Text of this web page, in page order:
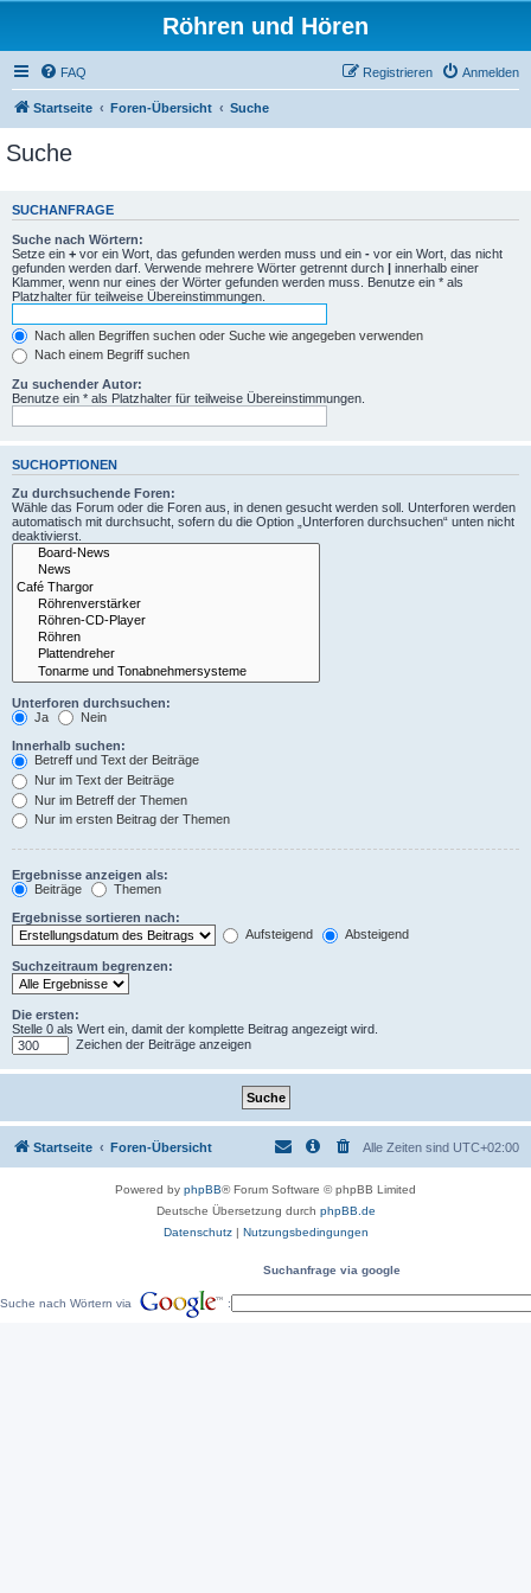
Röhren und Hören
FAQ Anmelden
Registrieren
Startseite Foren-Übersicht Suche
Suche
SUCHANFRAGE
Suche nach Wörtern:
Setze ein + vor ein Wort, das gefunden werden muss und ein - vor ein Wort, das nicht
gefunden werden darf. Verwende mehrere Wörter getrennt durch | innerhalb einer
Klammer, wenn nur eines der Wörter gefunden werden muss. Benutze ein * als
Platzhalter für teilweise Übereinstimmungen.
Nach allen Begriffen suchen oder Suche wie angegeben verwenden
Nach einem Begriff suchen
Zu suchender Autor:
Benutze ein * als Platzhalter für teilweise Übereinstimmungen.
SUCHOPTIONEN
Zu durchsuchende Foren:
Wähle das Forum oder die Foren aus, in denen gesucht werden soll. Unterforen werden
automatisch mit durchsucht, sofern du die Option „Unterforen durchsuchen“ unten nicht
deaktivierst.
Unterforen durchsuchen:
Ja
Nein
Innerhalb suchen:
Betreff und Text der Beiträge
Nur im Text der Beiträge
Nur im Betreff der Themen
Nur im ersten Beitrag der Themen
Ergebnisse anzeigen als:
Beiträge
Themen
Ergebnisse sortieren nach:
Aufsteigend
Absteigend
Suchzeitraum begrenzen:
Die ersten:
Stelle 0 als Wert ein, damit der komplette Beitrag angezeigt wird.
Zeichen der Beiträge anzeigen
Startseite Foren-Übersicht Alle Zeiten sind UTC+02:00
Powered by phpBB® Forum Software © phpBB Limited
Deutsche Übersetzung durch phpBB.de
Datenschutz| Nutzungsbedingungen
Suchanfrage via google
Suche nach Wörtern via :